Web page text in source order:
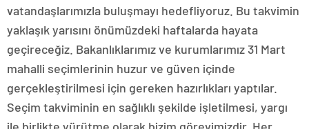
vatandaşlarımızla buluşmayı hedefliyoruz. Bu takvimin
yaklaşık yarısını önümüzdeki haftalarda hayata
geçireceğiz. Bakanlıklarımız ve kurumlarımız 31 Mart
mahalli seçimlerinin huzur ve güven içinde
gerçekleştirilmesi için gereken hazırlıkları yaptılar.
Seçim takviminin en sağlıklı şekilde işletilmesi, yargı